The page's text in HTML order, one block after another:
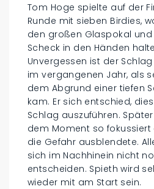
Tom Hoge spielte auf der
Runde mit sieben Birdies,
den großen Glaspokal
Scheck in den Händen
Unvergessen ist der
im vergangenen Jahr, als
dem Abgrund einer tiefen
kam. Er sich entschied,
Schlag auszuführen.
dem Moment so fokussiert
die Gefahr ausblendete.
sich im Nachhinein nicht
entscheiden. Spieth wird
wieder mit am Start sein.